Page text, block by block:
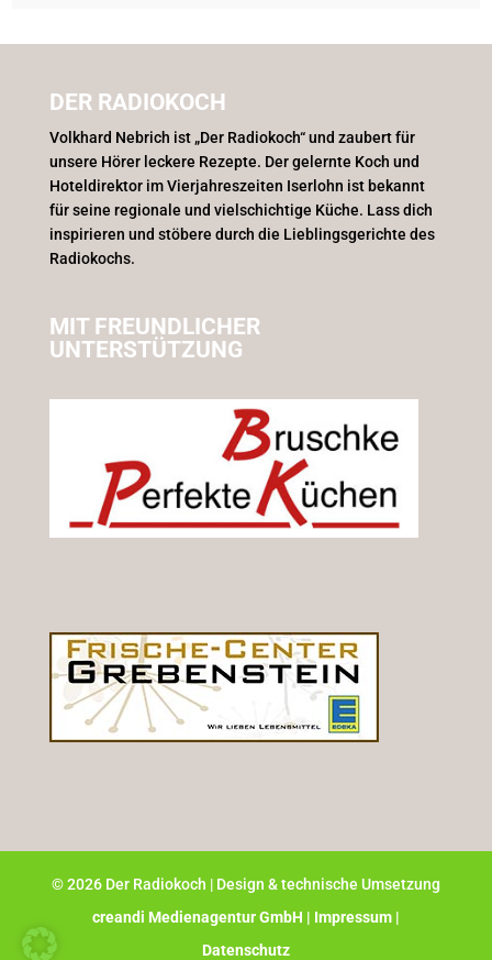
DER RADIOKOCH
Volkhard Nebrich ist „Der Radiokoch“ und zaubert für
unsere Hörer leckere Rezepte. Der gelernte Koch und
Hoteldirektor im Vierjahreszeiten Iserlohn ist bekannt
für seine regionale und vielschichtige Küche. Lass dich
inspirieren und stöbere durch die Lieblingsgerichte des
Radiokochs.
MIT FREUNDLICHER
UNTERSTÜTZUNG
©2026Der Radiokoch | Design & technische Umsetzung
creandi Medienagentur GmbH | Impressum |
Datenschutz